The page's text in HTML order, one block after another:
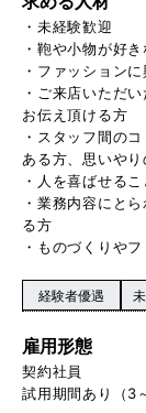
・未経験歓迎
・鞄や小物が好
・ファッション
・ご来店いただ
お伝え頂ける方
・スタッフ間の
ある方、思いや
・人を喜ばせる
・業務内容にと
る方
・ものづくりや
経験者優遇
雇用形態
契約社員
試用期間あり（3